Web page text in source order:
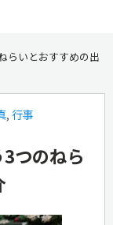
らいとおすすめの出
,行事
つのねら